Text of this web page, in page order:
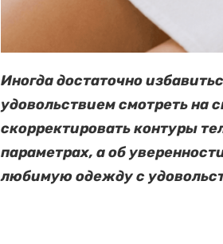
Иногда достаточно
удовольствием смотреть на
скорректировать контуры
параметрах, а об
любимую одежду с